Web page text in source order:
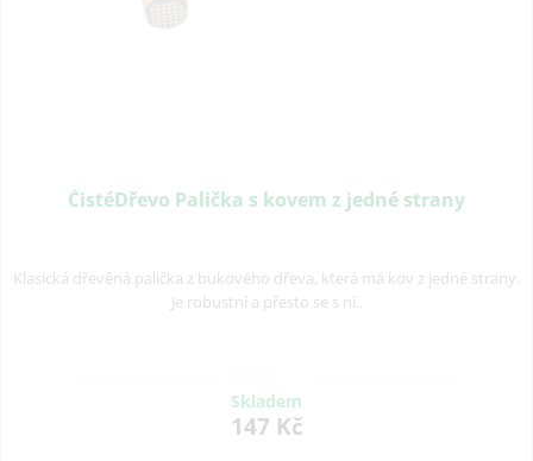
ČistéDřevo Palička s kovem z jedné strany
Klasická dřevěná palička z bukového dřeva, která má kov z jedné strany.
Je robustní a přesto se s ní..
Skladem
147 Kč